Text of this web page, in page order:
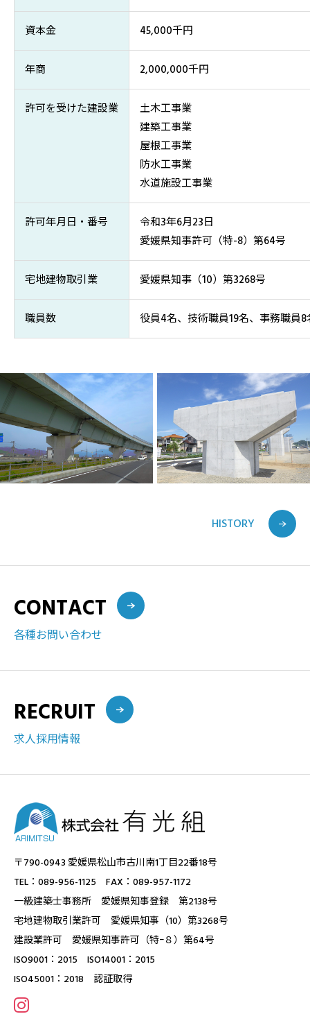
資本金 45,000千円
年商 2,000,000千円
許可を受けた建設業
土木工事業
建築工事業
屋根工事業
防水工事業
水道施設工事業
許可年月日・番号
令和3年6月23日
愛媛県知事許可（特-8）第64号
宅地建物取引業 愛媛県知事（10）第3268号
職員数 役員4名、技術職員19名、事務職員8
HISTORY
CONTACT
各種お問い合わせ
RECRUIT
求人採用情報
〒790-0943 愛媛県松山市古川南1丁目22番18号
TEL：089-956-1125 FAX：089-957-1172
一級建築士事務所 愛媛県知事登録 第2138号
宅地建物取引業許可 愛媛県知事（10）第3268号
建設業許可 愛媛県知事許可（特ｰ８）第64号
ISO9001：2015 ISO14001：2015
ISO45001：2018 認証取得